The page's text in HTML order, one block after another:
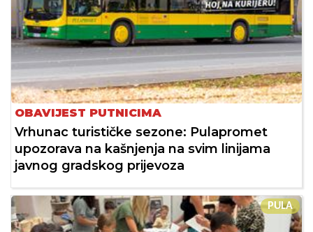
OBAVIJEST PUTNICIMA
Vrhunac turističke sezone: Pulapromet
upozorava na kašnjenja na svim linijama
javnog gradskog prijevoza
PULA